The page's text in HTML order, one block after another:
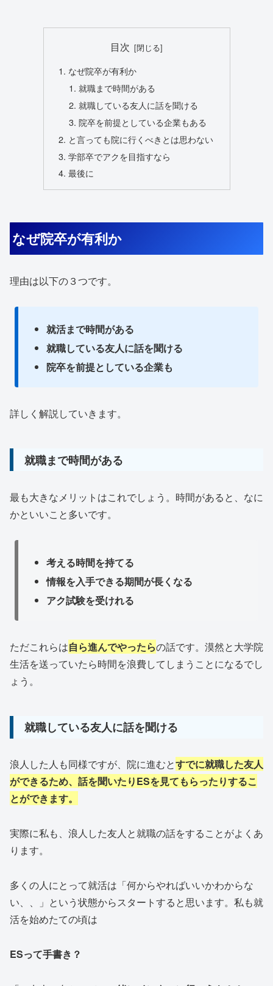
目次
なぜ院卒が有利か
就職まで時間がある
就職している友人に話を聞ける
院卒を前提としている企業もある
と言っても院に行くべきとは思わない
学部卒でアクを目指すなら
最後に
なぜ院卒が有利か
理由は以下の３つです。
就活まで時間がある
就職している友人に話を聞ける
院卒を前提としている企業も
詳しく解説していきます。
就職まで時間がある
最も大きなメリットはこれでしょう。時間があると、なに
かといいこと多いです。
考える時間を持てる
情報を入手できる期間が長くなる
アク試験を受けれる
ただこれらは自ら進んでやったらの話です。漠然と大学院
生活を送っていたら時間を浪費してしまうことになるでし
ょう。
就職している友人に話を聞ける
浪人した人も同様ですが、院に進むとすでに就職した友人
ができるため、話を聞いたりESを見てもらったりするこ
とができます。
実際に私も、浪人した友人と就職の話をすることがよくあ
ります。
多くの人にとって就活は「何からやればいいかわからな
い、、」という状態からスタートすると思います。私も就
活を始めたての頃は
ESって手書き？